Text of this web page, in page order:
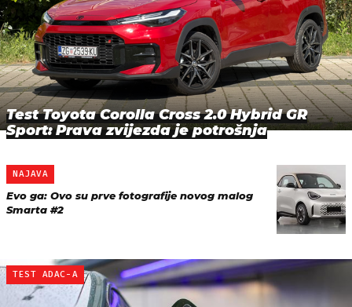
Test Toyota Corolla Cross 2.0 Hybrid GR
Sport: Prava zvijezda je potrošnja
NAJAVA
Evo ga: Ovo su prve fotografije novog malog
Smarta #2
TEST ADAC-A